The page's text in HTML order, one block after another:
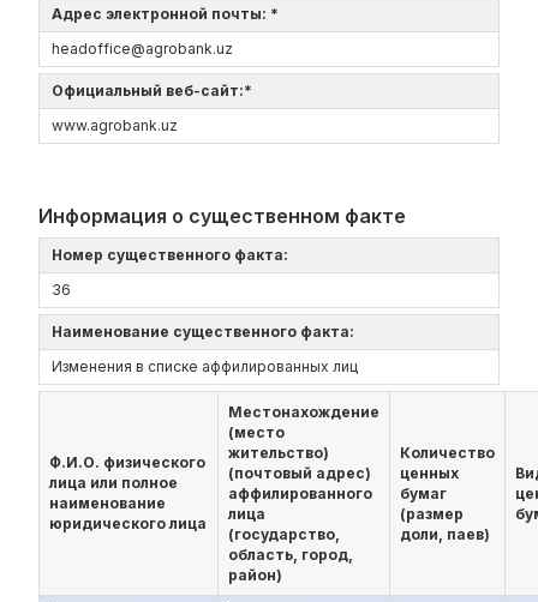
Адрес электронной почты: *
headoffice@agrobank.uz
Официальный веб-сайт:*
www.agrobank.uz
Информация о существенном факте
Номер существенного факта:
36
Наименование существенного факта:
Изменения в списке аффилированных лиц
Ф.И.О. физического
лица или полное
наименование
юридического лица
Местонахождение
(место
жительство)
(почтовый адрес)
аффилированного
лица
(государство,
область, город,
район)
Количество
ценных
бумаг
(размер
доли, паев)